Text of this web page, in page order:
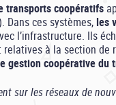
transports coopératifs
Dans ces systèmes, les
l’infrastructure. Ils
à la section de
gestion coopérative du
sur les réseaux de